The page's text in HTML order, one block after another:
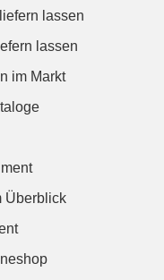
lassen
lassen
im Markt
Überblick